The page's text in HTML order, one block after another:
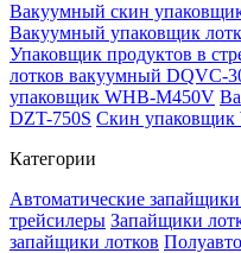
Вакуумный скин
Вакуумный упаковщик
Упаковщик продуктов в
лотков вакуумный DQVC-
упаковщик WHB-M450V
DZT-750S Скин
Категории
Автоматические запайщики
трейсилеры Запайщики
запайщики лотков